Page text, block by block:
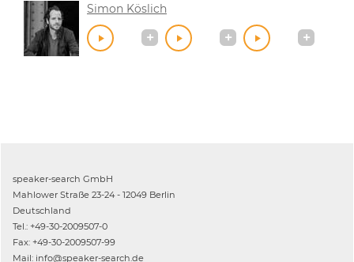
Simon Köslich
speaker-search GmbH
Mahlower Straße 23-24 - 12049 Berlin
Deutschland
Tel.: +49-30-2009507-0
Fax: +49-30-2009507-99
Mail: info@speaker-search.de